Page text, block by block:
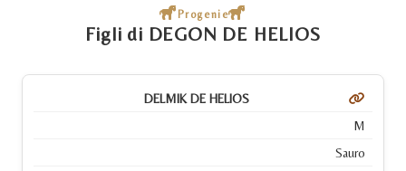
Progenie
Figli di DEGON DE HELIOS
DELMIK DE HELIOS
M
Sauro